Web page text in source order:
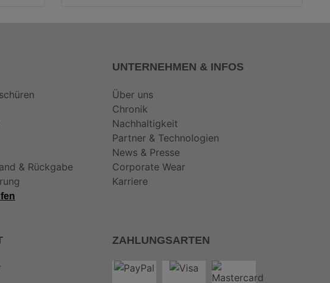
& Rückgabe
UNTERNEHMEN & INFOS
Über uns
Chronik
Nachhaltigkeit
Partner & Technologien
News & Presse
Corporate Wear
Karriere
ZAHLUNGSARTEN